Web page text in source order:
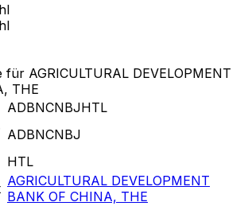
für AGRICULTURAL DEVELOPMENT
THE
ADBNCNBJHTL
ADBNCNBJ
HTL
AGRICULTURAL DEVELOPMENT
BANK OF CHINA, THE